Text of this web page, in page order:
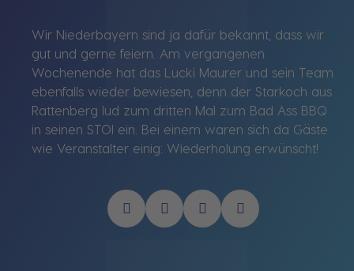
Wir Niederbayern sind ja dafür bekannt, dass wir
gut und gerne feiern. Am vergangenen
Wochenende hat das Lucki Maurer und sein Team
ebenfalls wieder bewiesen, denn der Starkoch aus
Rattenberg lud zum dritten Mal zum Bad Ass BBQ
in seinen STOI ein. Bei einem waren sich da Gäste
wie Veranstalter einig: Wiederholung erwünscht!